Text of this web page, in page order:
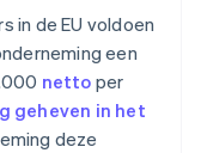
in de EU voldoen
een
netto per
geheven in het
deze